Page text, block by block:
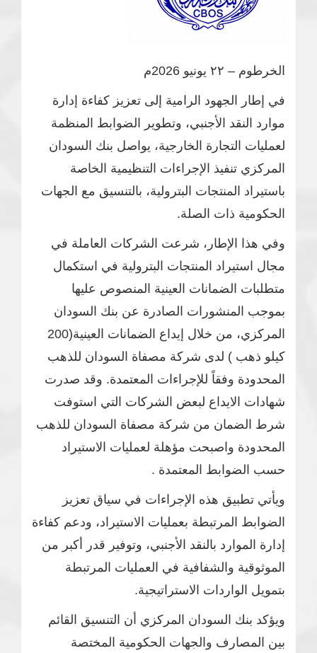
الخرطوم – ٢٢ يونيو 2026م
في إطار الجهود الرامية إلى تعزيز كفاءة إدارة
موارد النقد الأجنبي، وتطوير الضوابط المنظمة
لعمليات التجارة الخارجية، يواصل بنك السودان
المركزي تنفيذ الإجراءات التنظيمية الخاصة
باستيراد المنتجات البترولية، بالتنسيق مع الجهات
الحكومية ذات الصلة.
وفي هذا الإطار، شرعت الشركات العاملة في
مجال استيراد المنتجات البترولية في استكمال
متطلبات الضمانات العينية المنصوص عليها
بموجب المنشورات الصادرة عن بنك السودان
المركزي، من خلال إيداع الضمانات العينية(200
كيلو ذهب ) لدى شركة مصفاة السودان للذهب
المحدودة وفقاً للإجراءات المعتمدة. وقد صدرت
شهادات الايداع لبعض الشركات التي استوفت
شرط الضمان من شركة مصفاة السودان للذهب
المحدودة واصبحت مؤهلة لعمليات الاستيراد
حسب الضوابط المعتمدة .
ويأتي تطبيق هذه الإجراءات في سياق تعزيز
الضوابط المرتبطة بعمليات الاستيراد، ودعم كفاءة
إدارة الموارد بالنقد الأجنبي، وتوفير قدر أكبر من
الموثوقية والشفافية في العمليات المرتبطة
بتمويل الواردات الاستراتيجية.
ويؤكد بنك السودان المركزي أن التنسيق القائم
بين المصارف والجهات الحكومية المختصة